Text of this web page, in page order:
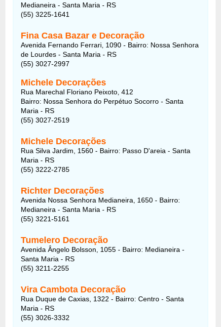
Medianeira - Santa Maria - RS
(55) 3225-1641
Fina Casa Bazar e Decoração
Avenida Fernando Ferrari, 1090 - Bairro: Nossa Senhora
de Lourdes - Santa Maria - RS
(55) 3027-2997
Michele Decorações
Rua Marechal Floriano Peixoto, 412
Bairro: Nossa Senhora do Perpétuo Socorro - Santa
Maria - RS
(55) 3027-2519
Michele Decorações
Rua Silva Jardim, 1560 - Bairro: Passo D'areia - Santa
Maria - RS
(55) 3222-2785
Richter Decorações
Avenida Nossa Senhora Medianeira, 1650 - Bairro:
Medianeira - Santa Maria - RS
(55) 3221-5161
Tumelero Decoração
Avenida Ângelo Bolsson, 1055 - Bairro: Medianeira -
Santa Maria - RS
(55) 3211-2255
Vira Cambota Decoração
Rua Duque de Caxias, 1322 - Bairro: Centro - Santa
Maria - RS
(55) 3026-3332